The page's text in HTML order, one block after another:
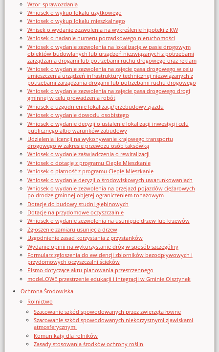
Wzor_sprawozdania
Wniosek o wykup lokalu użytkowego
Wniosek o wykup lokalu mieszkalnego
Wnisek o wydanie zezwolenia na wykreślenie hipoteki z KW
Wniosek o nadanie numeru porządkowego nieruchomości
Wniosek o wydanie zezwolenia na lokalizację w pasie drogowym
obiektów budowlanych lub urządzeń niezwiązanych z potrzebami
zarządzania drogami lub potrzebami ruchu drogowego oraz reklam
Wniosek o wydanie zezwolenia na zajęcie pasa drogowego w celu
umieszczenia urządzeń infrastruktury technicznej niezwiązanych z
potrzebami zarządzania drogami lub potrzebami ruchu drogowego
Wniosek o wydanie zezwolenia na zajęcie pasa drogowego drogi
gminnej w celu prowadzenia robót
Wniosek o uzgodnienie lokalizacji/przebudowy zjazdu
Wniosek o wydanie dowodu osobistego
Wniosek o wydanie decyzji o ustalenie lokalizacji inwestycji celu
publicznego albo warunków zabudowy
Udzielenia licencji na wykonywanie krajowego transportu
drogowego w zakresie przewozu osób taksówką
Wniosek o wydanie zaświadczenia o rewitalizacji
Wniosek o dotację z programu Ciepłe Mieszkanie
Wniosek o płatność z programu Ciepłe Mieszkanie
Wniosek o wydanie decyzji o środowiskowych uwarunkowaniach
Wniosek o wydanie zezwolenia na przejazd pojazdów ciężarowych
po drodze gminnej objętej ograniczeniem tonażowym
Dotacje do budowy studni głębinowych
Dotacje na przydomowe oczyszczalnie
Wniosek o wydanie zezwolenia na usunięcie drzew lub krzewów
Zgłoszenie zamiaru usunięcia drzew
Uzgodnienie zasad korzystania z przystanków
Wydanie opinii na wykorzystanie dróg w sposób szczególny
Formularz zgłoszenia do ewidencji zbiorników bezodpływowych i
przydomowych oczyszczalni ścieków
Pismo dotyczące aktu planowania przestrzennego
modeLOWE przestrzenie edukacji i integracji w Gminie Olsztynek
Ochrona Środowiska
Rolnictwo
Szacowanie szkód spowodowanych przez zwierzęta łowne
Szacowanie szkód spowodowanych niekorzystnymi zjawiskami
atmosferycznymi
Komunikaty dla rolników
Zasady stosowania środków ochrony roślin